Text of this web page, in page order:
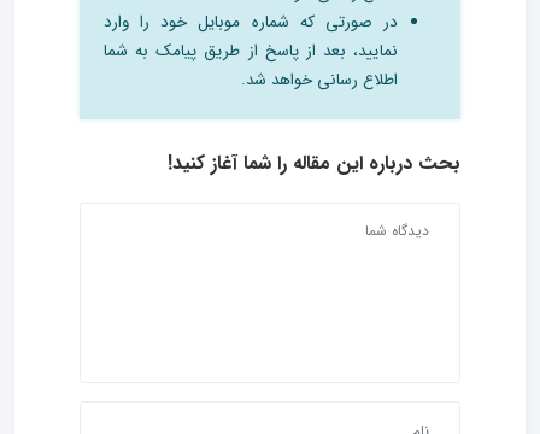
در صورتی که شماره موبایل خود را وارد
نمایید، بعد از پاسخ از طریق پیامک به شما
اطلاع رسانی خواهد شد.
بحث درباره این مقاله را شما آغاز کنید!